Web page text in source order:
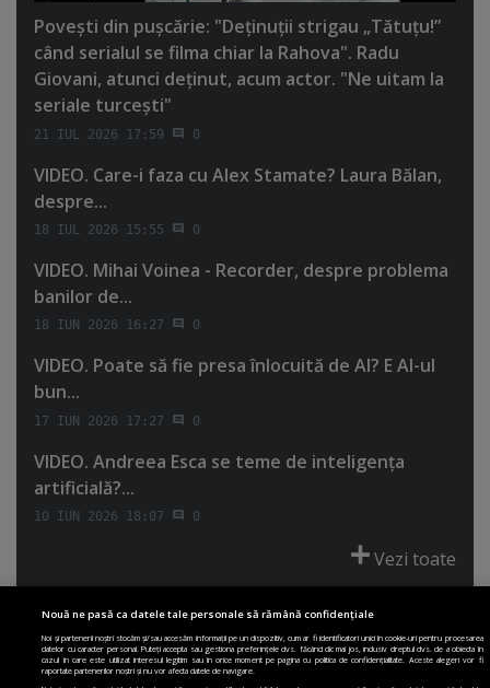
Poveşti din puşcărie: "Deţinuţii strigau „Tătuţu!”
când serialul se filma chiar la Rahova". Radu
Giovani, atunci deţinut, acum actor. "Ne uitam la
seriale turceşti"
21 IUL 2026 17:59 0
VIDEO. Care-i faza cu Alex Stamate? Laura Bălan,
despre...
18 IUL 2026 15:55 0
VIDEO. Mihai Voinea - Recorder, despre problema
banilor de...
18 IUN 2026 16:27 0
VIDEO. Poate să fie presa înlocuită de AI? E AI-ul
bun...
17 IUN 2026 17:27 0
VIDEO. Andreea Esca se teme de inteligenţa
artificială?...
10 IUN 2026 18:07 0
Vezi toate
PRIMA PAGINĂ
POLITICA DE COLECTARE ACORD COOKIE
Nouă ne pasă ca datele tale personale să rămână confidențiale
Noi și partenerii noștri stocăm și/sau accesăm informații pe un dispozitiv, cum ar fi identificatori unici în cookie-uri pentru procesarea
datelor cu caracter personal. Puteți accepta sau gestiona preferințele dvs. făcând clic mai jos, inclusiv dreptul dvs. de a obiecta în
cazul în care este utilizat interesul legitim sau în orice moment pe pagina cu politica de confidențialitate. Aceste alegeri vor fi
raportate partenerilor noștri și nu vor afecta datele de navigare.